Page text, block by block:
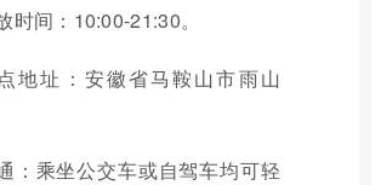
时间：10:00-21:30。
地址：安徽省马鞍山市雨山
：乘坐公交车或自驾车均可轻